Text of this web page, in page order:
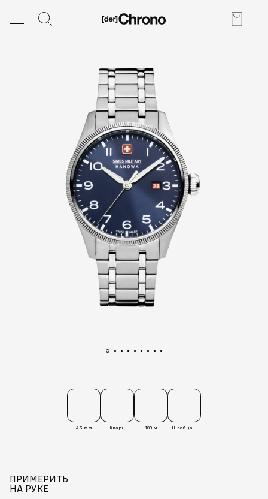
43 мм Кварц 100 м Швейцария
ПРИМЕРИТЬ
НА РУКЕ